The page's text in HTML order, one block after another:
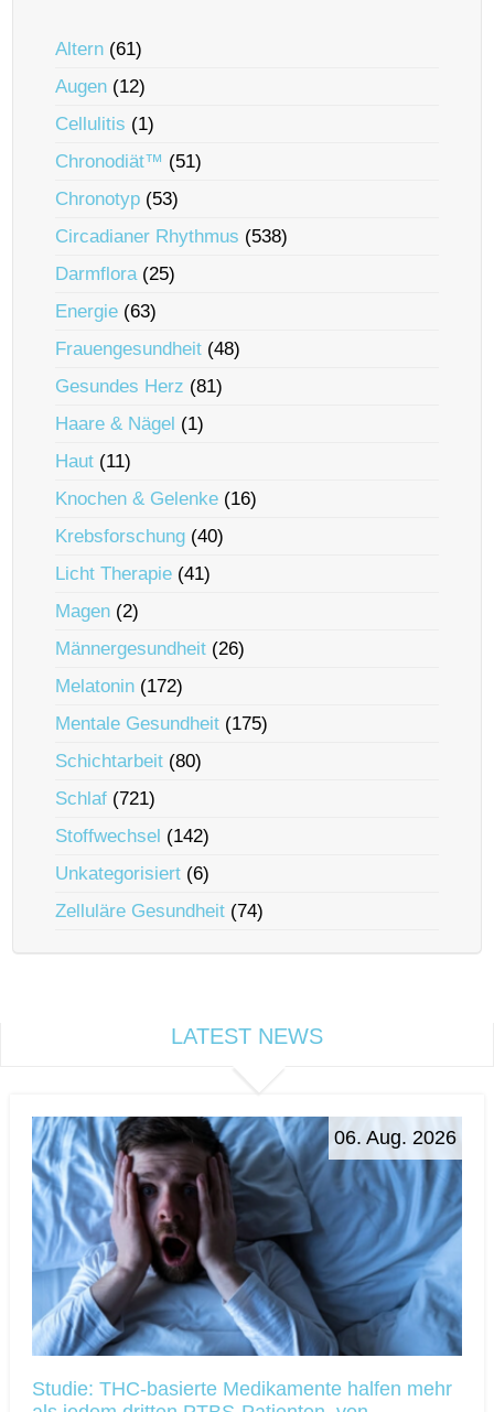
Altern (61)
Augen (12)
Cellulitis (1)
Chronodiät™ (51)
Chronotyp (53)
Circadianer Rhythmus (538)
Darmflora(25)
Energie (63)
Frauengesundheit (48)
Gesundes Herz (81)
Haare & Nägel (1)
Haut (11)
Knochen & Gelenke (16)
Krebsforschung (40)
Licht Therapie (41)
Magen (2)
Männergesundheit (26)
Melatonin (172)
Mentale Gesundheit (175)
Schichtarbeit (80)
Schlaf (721)
Stoffwechsel (142)
Unkategorisiert (6)
Zelluläre Gesundheit (74)
LATEST NEWS
06. Aug. 2026
Studie: THC-basierte Medikamente halfen mehr